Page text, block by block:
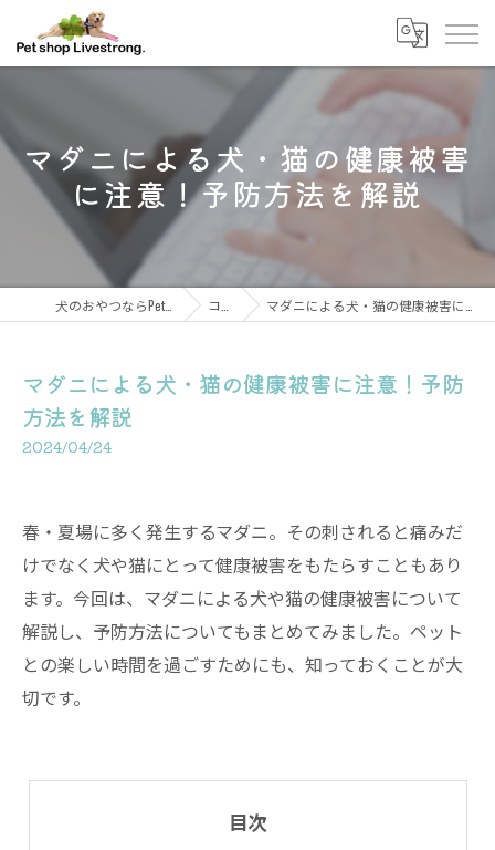
マダニによる犬・猫の健康被害
に注意！予防方法を解説
コラム マダニによる犬・猫の健康被害に注意！予防方法を解説
マダニによる犬・猫の健康被害に注意！予防
方法を解説
2024/04/24
春・夏場に多く発生するマダニ。その刺されると痛みだ
けでなく犬や猫にとって健康被害をもたらすこともあり
ます。今回は、マダニによる犬や猫の健康被害について
解説し、予防方法についてもまとめてみました。ペット
との楽しい時間を過ごすためにも、知っておくことが大
切です。
目次